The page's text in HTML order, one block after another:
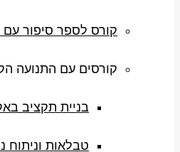
קורס לספר סיפור
קורסים עם התנועה
בניית תקציב
טבלאות וניתוח